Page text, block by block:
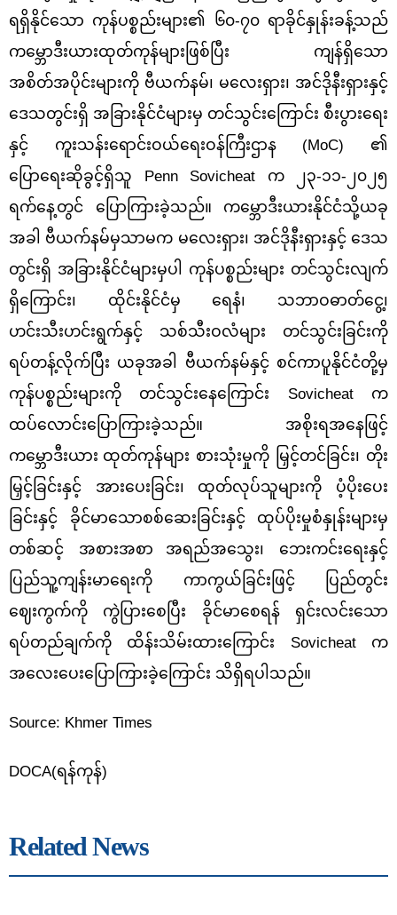
ရရှိနိုင်သော ကုန်ပစ္စည်းများ၏ ၆၀-၇၀ ရာခိုင်နှုန်းခန့်သည်
ကမ္ဘောဒီးယားထုတ်ကုန်များဖြစ်ပြီး ကျန်ရှိသော
အစိတ်အပိုင်းများကို ဗီယက်နမ်၊ မလေးရှား၊ အင်ဒိုနီးရှားနှင့်
ဒေသတွင်းရှိ အခြားနိုင်ငံများမှ တင်သွင်းကြောင်း စီးပွားရေး
နှင့် ကူးသန်းရောင်းဝယ်ရေးဝန်ကြီးဌာန (MoC) ၏
ပြောရေးဆိုခွင့်ရှိသူ Penn Sovicheat က ၂၃-၁၁-၂၀၂၅
ရက်နေ့တွင် ပြောကြားခဲ့သည်။ ကမ္ဘောဒီးယားနိုင်ငံသို့ယခု
အခါ ဗီယက်နမ်မှသာမက မလေးရှား၊ အင်ဒိုနီးရှားနှင့် ဒေသ
တွင်းရှိ အခြားနိုင်ငံများမှပါ ကုန်ပစ္စည်းများ တင်သွင်းလျက်
ရှိကြောင်း၊ ထိုင်းနိုင်ငံမှ ရေနံ၊ သဘာဝဓာတ်ငွေ့၊
ဟင်းသီးဟင်းရွက်နှင့် သစ်သီးဝလံများ တင်သွင်းခြင်းကို
ရပ်တန့်လိုက်ပြီး ယခုအခါ ဗီယက်နမ်နှင့် စင်ကာပူနိုင်ငံတို့မှ
ကုန်ပစ္စည်းများကို တင်သွင်းနေကြောင်း Sovicheat က
ထပ်လောင်းပြောကြားခဲ့သည်။
အစိုးရအနေဖြင့်
ကမ္ဘောဒီးယား ထုတ်ကုန်များ စားသုံးမှုကို မြှင့်တင်ခြင်း၊ တိုး
မြှင့်ခြင်းနှင့် အားပေးခြင်း၊ ထုတ်လုပ်သူများကို ပံ့ပိုးပေး
ခြင်းနှင့် ခိုင်မာသောစစ်ဆေးခြင်းနှင့် ထုပ်ပိုးမှုစံနှုန်းများမှ
တစ်ဆင့် အစားအစာ
အရည်အသွေး၊ ဘေးကင်းရေးနှင့်
ပြည်သူ့ကျန်းမာရေးကို ကာကွယ်ခြင်းဖြင့် ပြည်တွင်း
ဈေးကွက်ကို ကွဲပြားစေပြီး ခိုင်မာစေရန် ရှင်းလင်းသော
ရပ်တည်ချက်ကို ထိန်းသိမ်းထားကြောင်း Sovicheat က
အလေးပေးပြောကြားခဲ့ကြောင်း သိရှိရပါသည်။
Source: Khmer Times
DOCA(ရန်ကုန်)
Related News